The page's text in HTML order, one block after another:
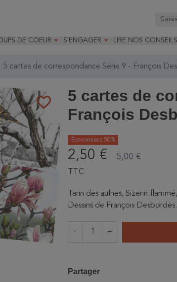
DE COEUR  S'ENGAGER 
Faire un legs
LIRE NOS CONSEILS
Installer un
5 cartes de correspondance Série 9 - François
favorite_border
5 cartes de
François
Économisez 50%
2,50 € 5,00 €
TTC
Tarin des aulnes, Sizerin
Dessins de François Desbordes.
- +
Partager